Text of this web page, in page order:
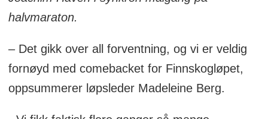
halvmaraton.
– Det gikk over all forventning, og vi er veldig
fornøyd med comebacket for Finnskogløpet,
oppsummerer løpsleder Madeleine Berg.